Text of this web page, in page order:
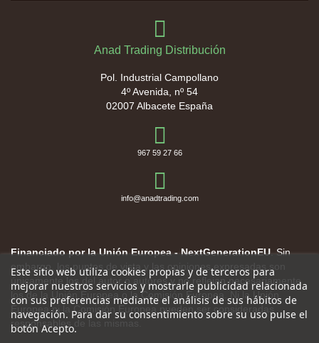
Anad Trading Distribución
Pol. Industrial Campollano
4º Avenida, nº 54
02007 Albacete España
967 59 27 66
info@anadtrading.com
Financiado por la Unión Europea - NextGenerationEU . Sin
embargo, los puntos de vista y las opiniones expresadas son
únicamente los del autor o autores y no reflejan necesariamente
los de la Unión Europea o la Comisión Europea. Ni la Unión
Europea ni la Comisión Europea pueden ser consideradas
responsables de las mismas.
Este sitio web utiliza cookies propias y de terceros para
mejorar nuestros servicios y mostrarle publicidad relacionada
con sus preferencias mediante el análisis de sus hábitos de
navegación. Para dar su consentimiento sobre su uso pulse el
botón Acepto.